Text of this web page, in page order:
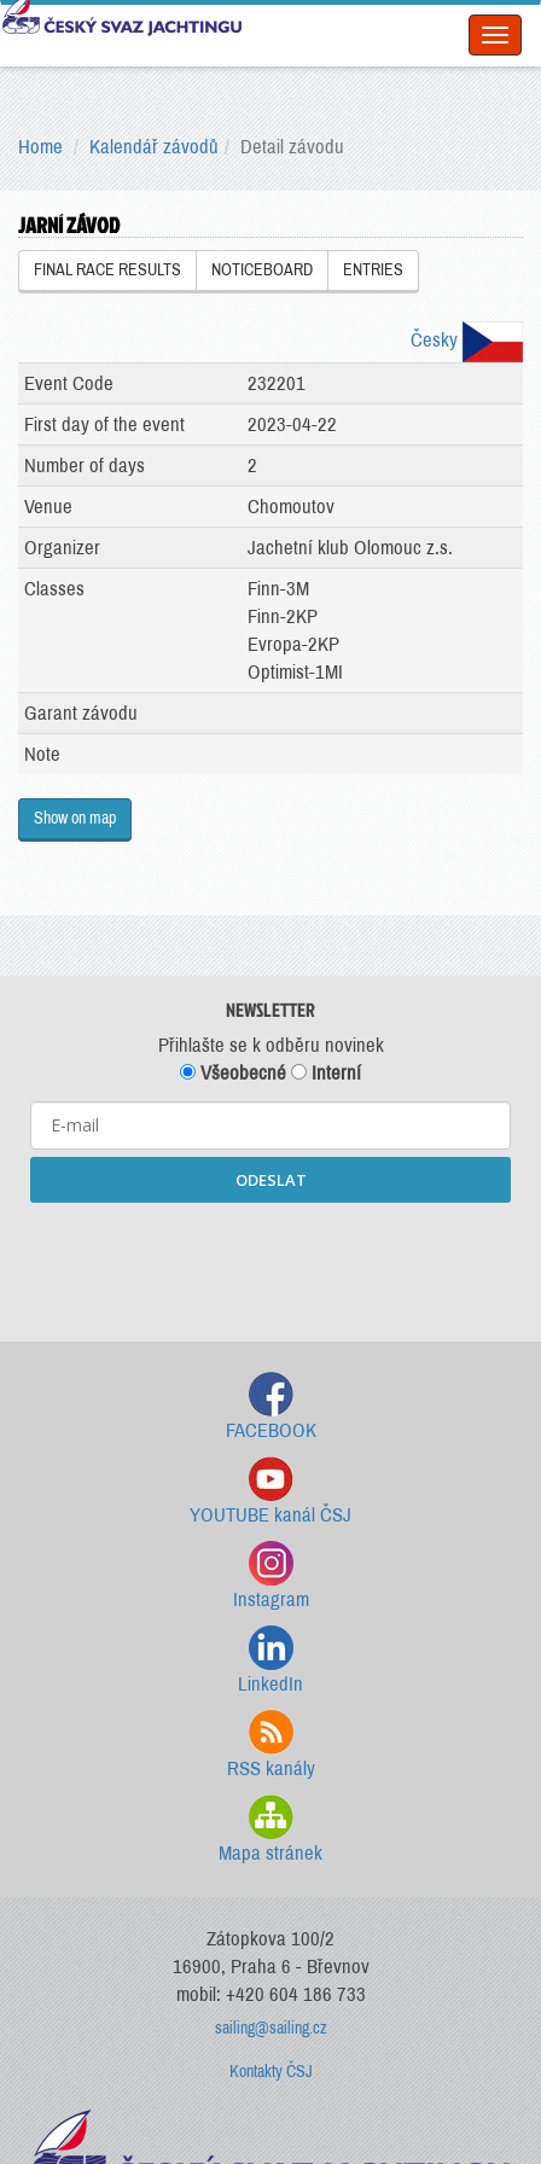
Home Kalendář závodů Detail závodu
JARNÍ ZÁVOD
FINAL RACE RESULTS NOTICEBOARD ENTRIES
Česky
Event Code
232201
First day of the event
2023-04-22
Number of days
2
Venue
Chomoutov
Organizer
Jachetní klub Olomouc z.s.
Classes
Finn-3M
Finn-2KP
Evropa-2KP
Optimist-1MI
Garant závodu
Note
Show on map
NEWSLETTER
Přihlašte se k odběru novinek
Všeobecné
Interní
ODESLAT
FACEBOOK
YOUTUBE kanál ČSJ
Instagram
LinkedIn
RSS kanály
Mapa stránek
Zátopkova 100/2
16900, Praha 6 - Břevnov
mobil: +420 604 186 733
sailing@sailing.cz
Kontakty ČSJ